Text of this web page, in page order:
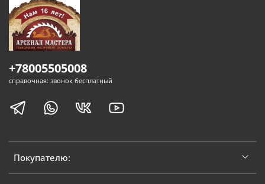
Покупателю:
+78005505008
справочная: звонок бесплатный